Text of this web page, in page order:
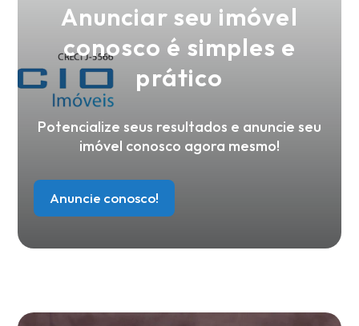
Anunciar seu imóvel
conosco é simples e
prático
Potencialize seus resultados e anuncie seu
imóvel conosco agora mesmo!
Anuncie conosco!